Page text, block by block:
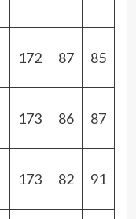
172 87 85
173 86 87
173 82 91